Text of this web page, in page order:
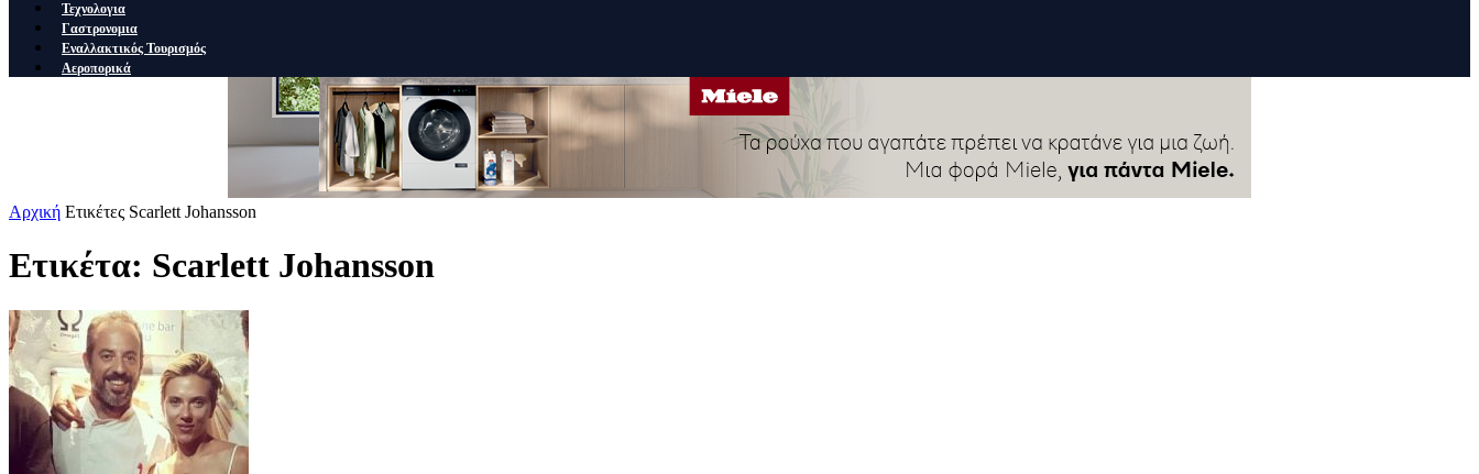
Τεχνολογια
Γαστρονομια
Εναλλακτικός Τουρισμός
Αεροπορικά
Αρχική Ετικέτες Scarlett Johansson
Ετικέτα: Scarlett Johansson